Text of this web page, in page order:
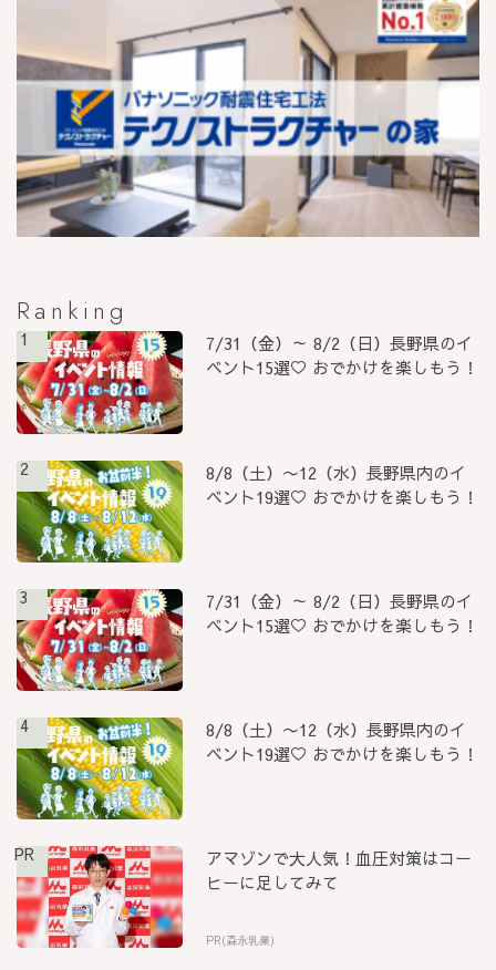
Ranking
1
7/31（金）～ 8/2（日）長野県のイ
ベント15選♡ おでかけを楽しもう！
2
8/8（土）〜12（水）長野県内のイ
ベント19選♡ おでかけを楽しもう！
3
7/31（金）～ 8/2（日）長野県のイ
ベント15選♡ おでかけを楽しもう！
4
8/8（土）〜12（水）長野県内のイ
ベント19選♡ おでかけを楽しもう！
PR
アマゾンで大人気！血圧対策はコー
ヒーに足してみて
PR(森永乳業)